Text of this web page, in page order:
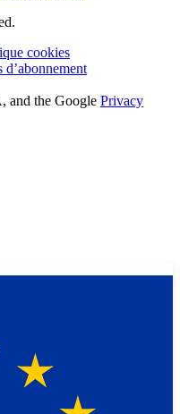
cookies
and the Google Privacy